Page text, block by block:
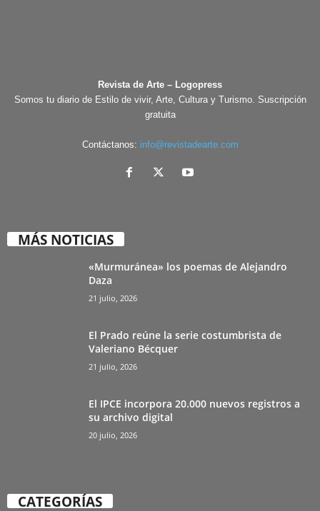
Revista de Arte – Logopress
Somos tu diario de Estilo de vivir, Arte, Cultura y Turismo. Suscripción
gratuita
Contáctanos: info@revistadearte.com
MÁS NOTICIAS
«Murmuránea» los poemas de Alejandro
Daza
21 julio, 2026
El Prado reúne la serie costumbrista de
Valeriano Bécquer
21 julio, 2026
El IPCE incorpora 20.000 nuevos registros a
su archivo digital
20 julio, 2026
CATEGORÍAS